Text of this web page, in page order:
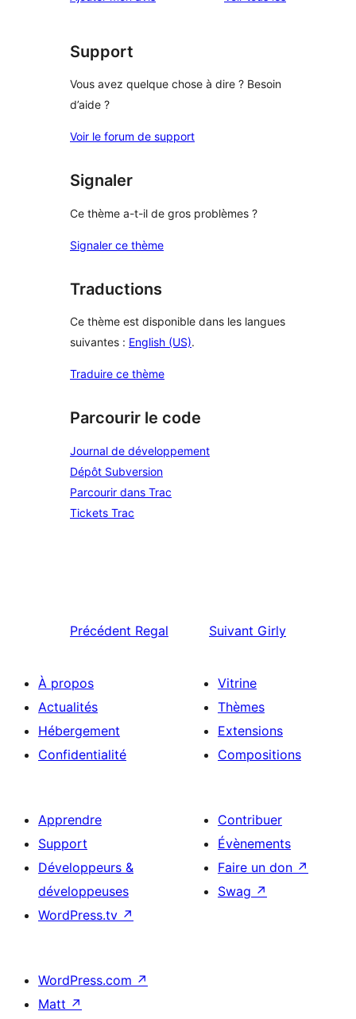
Support
Vous avez quelque chose à dire ? Besoin
d’aide ?
Voir le forum de support
Signaler
Ce thème a-t-il de gros problèmes ?
Signaler ce thème
Traductions
Ce thème est disponible dans les langues
suivantes : English (US).
Traduire ce thème
Parcourir le code
Journal de développement
Dépôt Subversion
Parcourir dans Trac
Tickets Trac
Précédent Regal Suivant Girly
À propos
Actualités
Hébergement
Confidentialité
Vitrine
Thèmes
Extensions
Compositions
Apprendre
Support
Développeurs &
développeuses
WordPress.tv ↗
Contribuer
Évènements
Faire un don ↗
Swag ↗
WordPress.com ↗
Matt ↗